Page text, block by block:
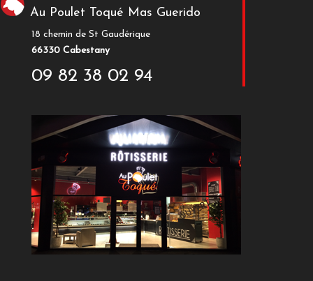
Au Poulet Toqué Mas Guerido
18 chemin de St Gaudérique
66330 Cabestany
09 82 38 02 94